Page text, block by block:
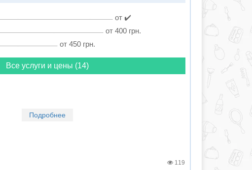
от ✔️
от 400 грн.
от 450 грн.
Все услуги и цены (14)
Подробнее
119